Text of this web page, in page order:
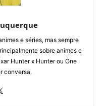
e séries, mas sempre
sobre animes e
Hunter x Hunter ou One
conversa.